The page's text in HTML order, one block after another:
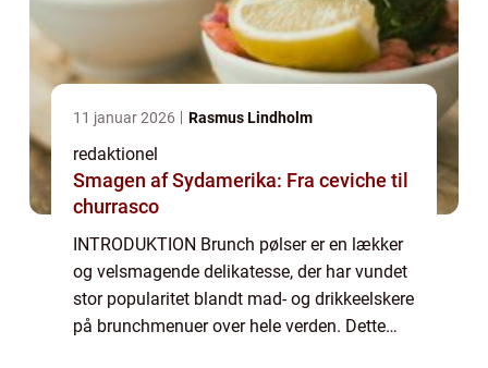
11 januar 2026 Rasmus Lindholm
redaktionel
Smagen af Sydamerika: Fra ceviche til
churrasco
INTRODUKTION Brunch pølser er en lækker
og velsmagende delikatesse, der har vundet
stor popularitet blandt mad- og drikkeelskere
på brunchmenuer over hele verden. Dette